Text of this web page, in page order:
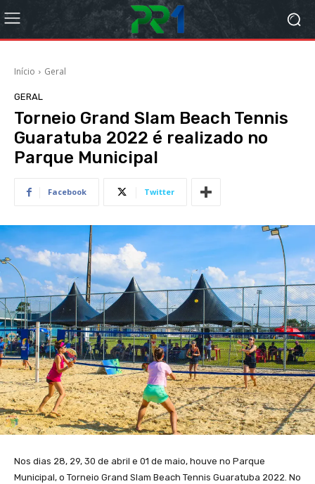
Início Geral
GERAL
Torneio Grand Slam Beach Tennis
Guaratuba 2022 é realizado no
Parque Municipal
Facebook Twitter
Nos dias 28, 29, 30 de abril e 01 de maio, houve no Parque
Municipal, o Torneio Grand Slam Beach Tennis Guaratuba 2022. No